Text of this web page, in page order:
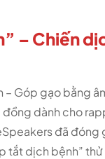
– Chiến
– Góp gạo bằng
dành cho
đã
tắt dịch bệnh”